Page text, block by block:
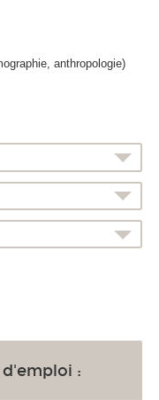
anthropologie)
: